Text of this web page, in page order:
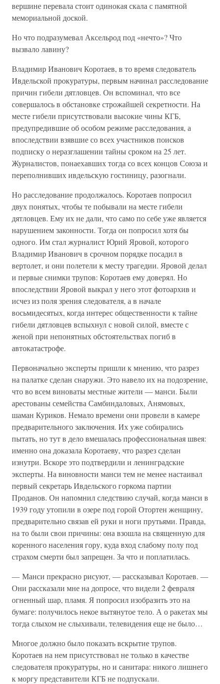
вершине перевала стоит одинокая скала с памятной
мемориальной доской.
Но что подразумевал Аксельрод под «нечто»? Что
вызвало лавину?
Владимир Иванович Коротаев, в то время следователь
Ивдельской прокуратуры, первым начинал расследование
причин гибели дятловцев. Он вспоминал, что все
совершалось в обстановке строжайшей секретности. На
месте гибели присутствовали высокие чины КГБ,
предупредившие об особом режиме расследования, а
впоследствии взявшие со всех участников поисков
подписку о неразглашении тайны сроком на 25 лет.
Журналистов, понаехавших тогда со всех концов Союза и
переполнивших ивдельскую гостиницу, разогнали.
Но расследование продолжалось. Коротаев попросил
двух понятых, чтобы те побывали на месте гибели
дятловцев. Ему их не дали, что само по себе уже является
нарушением законности. Тогда он попросил хотя бы
одного. Им стал журналист Юрий Яровой, которого
Владимир Иванович в срочном порядке посадил в
вертолет, и они полетели к месту трагедии. Яровой делал
и первые снимки трупов: Коротаев ему доверял. Но
впоследствии Яровой выкрал у него этот фотоархив и
исчез из поля зрения следователя, а в начале
восьмидесятых, когда интерес общественности к тайне
гибели дятловцев вспыхнул с новой силой, вместе с
женой при непонятных обстоятельствах погиб в
автокатастрофе.
Первоначально эксперты пришли к мнению, что разрез
на палатке сделан снаружи. Это навело их на подозрение,
что во всем виноваты местные жители — манси. Были
арестованы семейства Самбиндаловых, Анямовых,
шаман Куриков. Немало времени они провели в камере
предварительного заключения. Их уже собирались
пытать, но тут в дело вмешалась профессиональная швея:
именно она доказала Коротаеву, что разрез сделан
изнутри. Вскоре это подтвердили и ленинградские
эксперты. На виновности манси тем не менее настаивал
первый секретарь Ивдельского горкома партии
Проданов. Он напомнил следствию случай, когда манси в
1939 году утопили в озере под горой Отортен женщину,
предварительно связав ей руки и ноги прутьями. Правда,
на то были свои причины: она взошла на священную для
коренного населения гору, куда вход слабому полу под
страхом смерти был запрещен. За что и поплатилась.
— Манси прекрасно рисуют, — рассказывал Коротаев. —
Они рассказали мне на допросе, что видели 2 февраля
огненный шар, пламя. Я попросил изобразить это на
бумаге: получилось некое вытянутое тело. А о ракетах мы
тогда слыхом не слыхивали, телевидения еще не было…
Многое должно было показать вскрытие трупов.
Коротаев на нем присутствовал не только в качестве
следователя прокуратуры, но и санитара: никого лишнего
к моргу представители КГБ не подпускали.